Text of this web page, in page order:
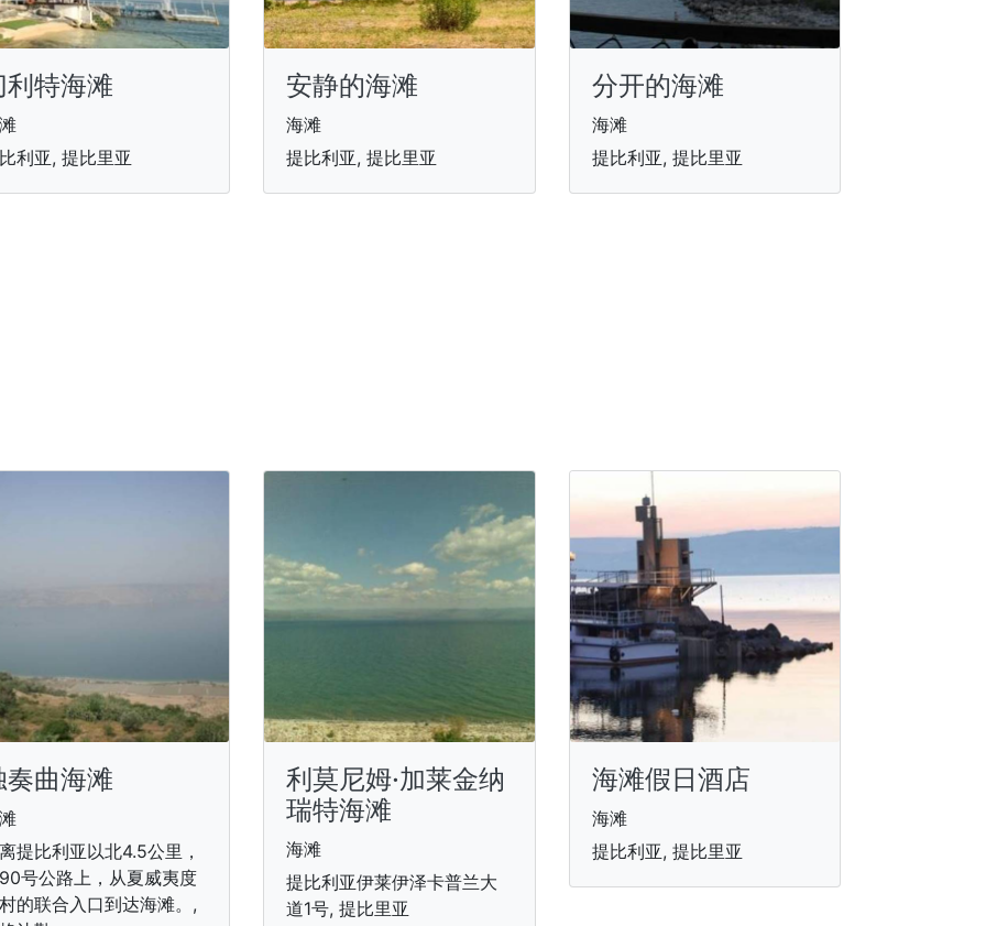
利特海滩
利亚, 提比里亚
安静的海滩
海滩
提比利亚, 提比里亚
分开的海滩
海滩
提比利亚, 提比里亚
奏曲海滩
提比利亚以北4.5公里，
号公路上，从夏威夷度
的联合入口到达海滩。,
利莫尼姆·加莱金纳
瑞特海滩
海滩
提比利亚伊莱伊泽卡普兰大
道1号, 提比里亚
海滩假日酒店
海滩
提比利亚, 提比里亚